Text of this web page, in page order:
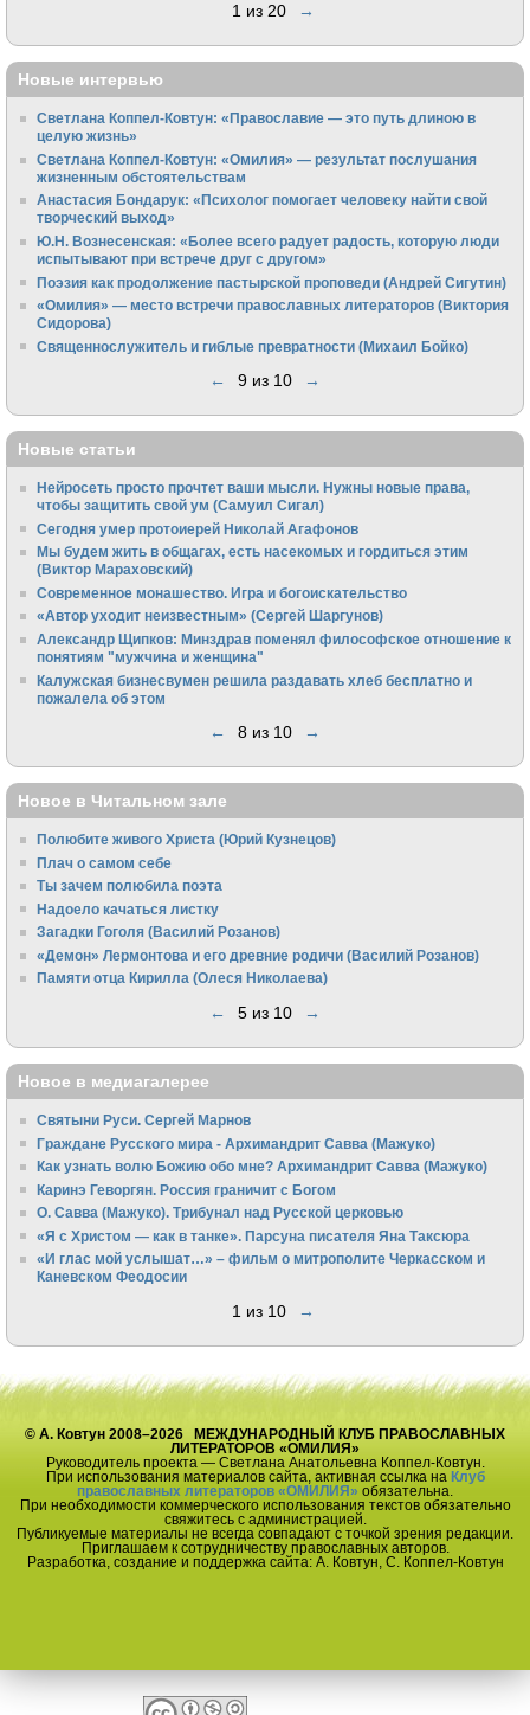
1 из 20 →
Новые интервью
Светлана Коппел-Ковтун: «Православие — это путь длиною в
целую жизнь»
Светлана Коппел-Ковтун: «Омилия» — результат послушания
жизненным обстоятельствам
Анастасия Бондарук: «Психолог помогает человеку найти свой
творческий выход»
Ю.Н. Вознесенская: «Более всего радует радость, которую люди
испытывают при встрече друг с другом»
Поэзия как продолжение пастырской проповеди (Андрей Сигутин)
«Омилия» — место встречи православных литераторов (Виктория
Сидорова)
Священнослужитель и гиблые превратности (Михаил Бойко)
← 9 из 10 →
Новые статьи
Нейросеть просто прочтет ваши мысли. Нужны новые права,
чтобы защитить свой ум (Самуил Сигал)
Сегодня умер протоиерей Николай Агафонов
Мы будем жить в общагах, есть насекомых и гордиться этим
(Виктор Мараховский)
Cовременное монашество. Игра и богоискательство
«Автор уходит неизвестным» (Сергей Шаргунов)
Александр Щипков: Минздрав поменял философское отношение к
понятиям "мужчина и женщина"
Калужская бизнесвумен решила раздавать хлеб бесплатно и
пожалела об этом
← 8 из 10 →
Новое в Читальном зале
Полюбите живого Христа (Юрий Кузнецов)
Плач о самом себе
Ты зачем полюбила поэта
Надоело качаться листку
Загадки Гоголя (Василий Розанов)
«Демон» Лермонтова и его древние родичи (Василий Розанов)
Памяти отца Кирилла (Олеся Николаева)
← 5 из 10 →
Новое в медиагалерее
Святыни Руси. Сергей Марнов
Граждане Русского мира - Архимандрит Савва (Мажуко)
Как узнать волю Божию обо мне? Архимандрит Савва (Мажуко)
Каринэ Геворгян. Россия граничит с Богом
О. Савва (Мажуко). Трибунал над Русской церковью
«Я с Христом — как в танке». Парсуна писателя Яна Таксюра
«И глас мой услышат…» – фильм о митрополите Черкасском и
Каневском Феодосии
1 из 10 →
© А. Ковтун 2008–2026 МЕЖДУНАРОДНЫЙ КЛУБ ПРАВОСЛАВНЫХ
ЛИТЕРАТОРОВ «ОМИЛИЯ»
Руководитель проекта — Светлана Анатольевна Коппел-Ковтун.
При использования материалов сайта, активная ссылка на Клуб
православных литераторов «ОМИЛИЯ» обязательна.
При необходимости коммерческого использования текстов обязательно
свяжитесь с администрацией.
Публикуемые материалы не всегда совпадают с точкой зрения редакции.
Приглашаем к сотрудничеству православных авторов.
Разработка, создание и поддержка сайта: А. Ковтун, С. Коппел-Ковтун